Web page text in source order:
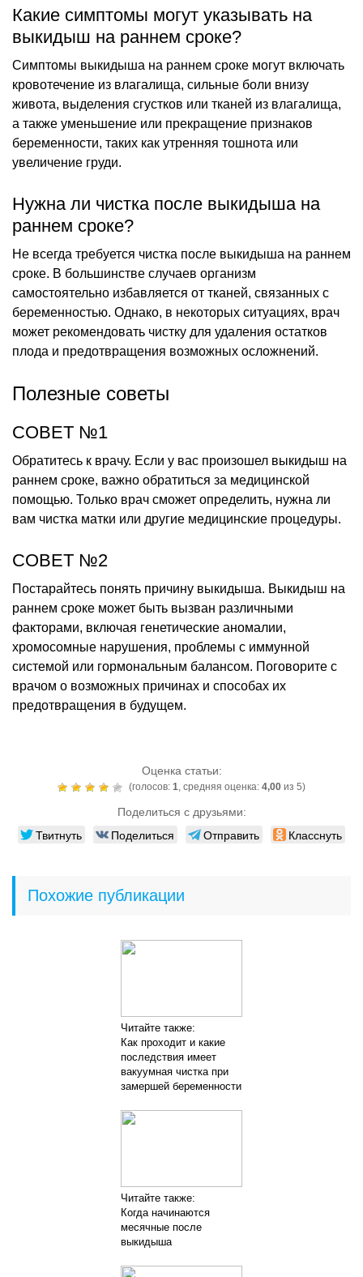
Какие симптомы могут указывать на
выкидыш на раннем сроке?
Симптомы выкидыша на раннем сроке могут включать
кровотечение из влагалища, сильные боли внизу
живота, выделения сгустков или тканей из влагалища,
а также уменьшение или прекращение признаков
беременности, таких как утренняя тошнота или
увеличение груди.
Нужна ли чистка после выкидыша на
раннем сроке?
Не всегда требуется чистка после выкидыша на раннем
сроке. В большинстве случаев организм
самостоятельно избавляется от тканей, связанных с
беременностью. Однако, в некоторых ситуациях, врач
может рекомендовать чистку для удаления остатков
плода и предотвращения возможных осложнений.
Полезные советы
СОВЕТ №1
Обратитесь к врачу. Если у вас произошел выкидыш на
раннем сроке, важно обратиться за медицинской
помощью. Только врач сможет определить, нужна ли
вам чистка матки или другие медицинские процедуры.
СОВЕТ №2
Постарайтесь понять причину выкидыша. Выкидыш на
раннем сроке может быть вызван различными
факторами, включая генетические аномалии,
хромосомные нарушения, проблемы с иммунной
системой или гормональным балансом. Поговорите с
врачом о возможных причинах и способах их
предотвращения в будущем.
Оценка статьи:
(голосов: 1 , средняя оценка: 4,00 из 5)
Поделиться с друзьями:
Твитнуть Поделиться Отправить Класснуть
Похожие публикации
Читайте также:
Как проходит и какие
последствия имеет
вакуумная чистка при
замершей беременности
Читайте также:
Когда начинаются
месячные после
выкидыша